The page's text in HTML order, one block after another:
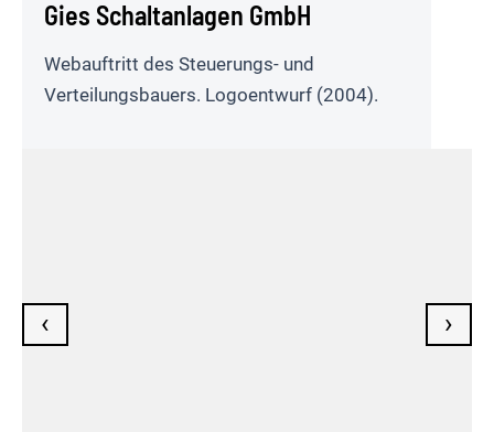
Gies Schaltanlagen GmbH
Webauftritt des Steuerungs- und
Verteilungsbauers. Logoentwurf (2004).
‹ ›